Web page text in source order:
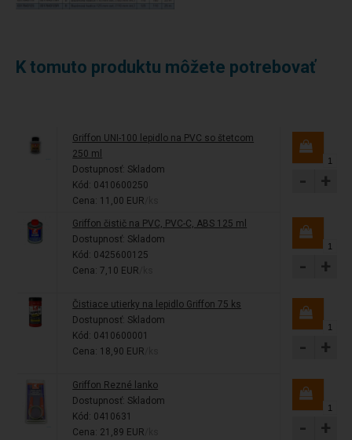
K tomuto produktu môžete potrebovať
Griffon UNI-100 lepidlo na PVC so štetcom
250 ml
Dostupnosť: Skladom
Kód: 0410600250
Cena: 11,00 EUR
- +
Griffon čistič na PVC, PVC-C, ABS 125 ml
Dostupnosť: Skladom
Kód: 0425600125
Cena: 7,10 EUR
- +
Čistiace utierky na lepidlo Griffon 75 ks
Dostupnosť: Skladom
Kód: 0410600001
Cena: 18,90 EUR
- +
Griffon Rezné lanko
Dostupnosť: Skladom
Kód: 0410631
Cena: 21,89 EUR
- +